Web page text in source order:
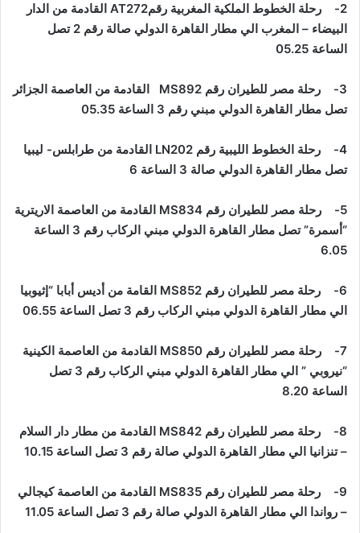
2- رحلة الخطوط الملكية المغربية رقم AT272 القادمة من الدار
البيضاء – المغرب الي مطار القاهرة الدولي صالة رقم 2 تصل
الساعة 05.25
3- رحلة مصر للطيران رقم MS892 القادمة من العاصمة الجزائر
تصل مطار القاهرة الدولي مبني رقم 3 الساعة 05.35
4- رحلة الخطوط الليبية رقم LN202 القادمة من طرابلس- ليبيا
تصل مطار القاهرة الدولي صالة 3 الساعة 6
5- رحلة مصر للطيران رقم MS834 القادمة من العاصمة الاريترية
“أسمرة” تصل مطار القاهرة الدولي مبني الركاب رقم 3 الساعة
6.05
6- رحلة مصر للطيران رقم MS852 القامة من أديس أبابا “إثيوبيا
الي مطار القاهرة الدولي مبني الركاب رقم 3 تصل الساعة 06.55
7- رحلة مصر للطيران رقم MS850 القادمة من العاصمة الكينية
“نيروبي ” الي مطار القاهرة الدولي مبني الركاب رقم 3 تصل
الساعة 8.20
8- رحلة مصر للطيران رقم MS842 القادمة من مطار دار السلام
– تنزانيا الي مطار القاهرة الدولي صالة رقم 3 تصل الساعة 10.15
9- رحلة مصر للطيران رقم MS835 القادمة من العاصمة كيجالي
– رواندا الي مطار القاهرة الدولي صالة رقم 3 تصل الساعة 11.05